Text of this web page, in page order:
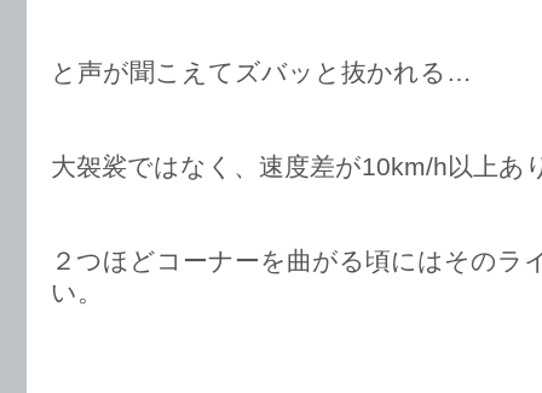
と声が聞こえてズバッと抜かれる…
大袈裟ではなく、速度差が10km/h以上あ
２つほどコーナーを曲がる頃にはそのラ
い。